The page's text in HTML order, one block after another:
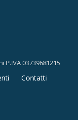
03739681215
Contatti